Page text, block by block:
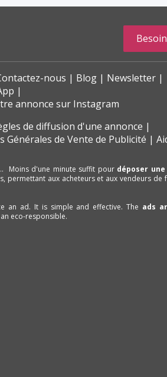
nous Blog
Newsletter
annonce sur Instagram
de diffusion d'une annonce
Générales de Vente de Publicité
Moins d'une minute suffit pour déposer une
permettant aux acheteurs et aux vendeurs de
an ad. It is simple and effective. The ads
eco-responsible.